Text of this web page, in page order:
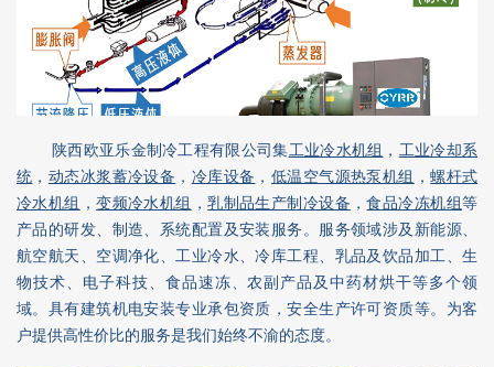
陕西欧亚乐金制冷工程有限公司集工业冷水机组 ， 工业冷却系
统 ， 动态冰浆蓄冷设备 ， 冷库设备 ， 低温空气源热泵机组 ，螺杆式
冷水机组 ，变频冷水机组 ，乳制品生产制冷设备 ，食品冷冻机组等
产品的研发、制造、系统配置及安装服务。服务领域涉及新能源、
航空航天、空调净化、工业冷水、冷库工程、乳品及饮品加工、生
物技术、电子科技、食品速冻、农副产品及中药材烘干等多个领
域。具有建筑机电安装专业承包资质，安全生产许可资质等。为客
户提供高性价比的服务是我们始终不渝的态度。